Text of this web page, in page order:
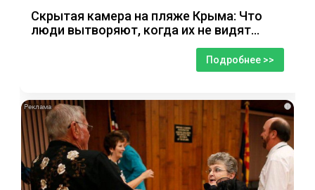
Скрытая камера на пляже Крыма: Что
люди вытворяют, когда их не видят...
Подробнее >>
i